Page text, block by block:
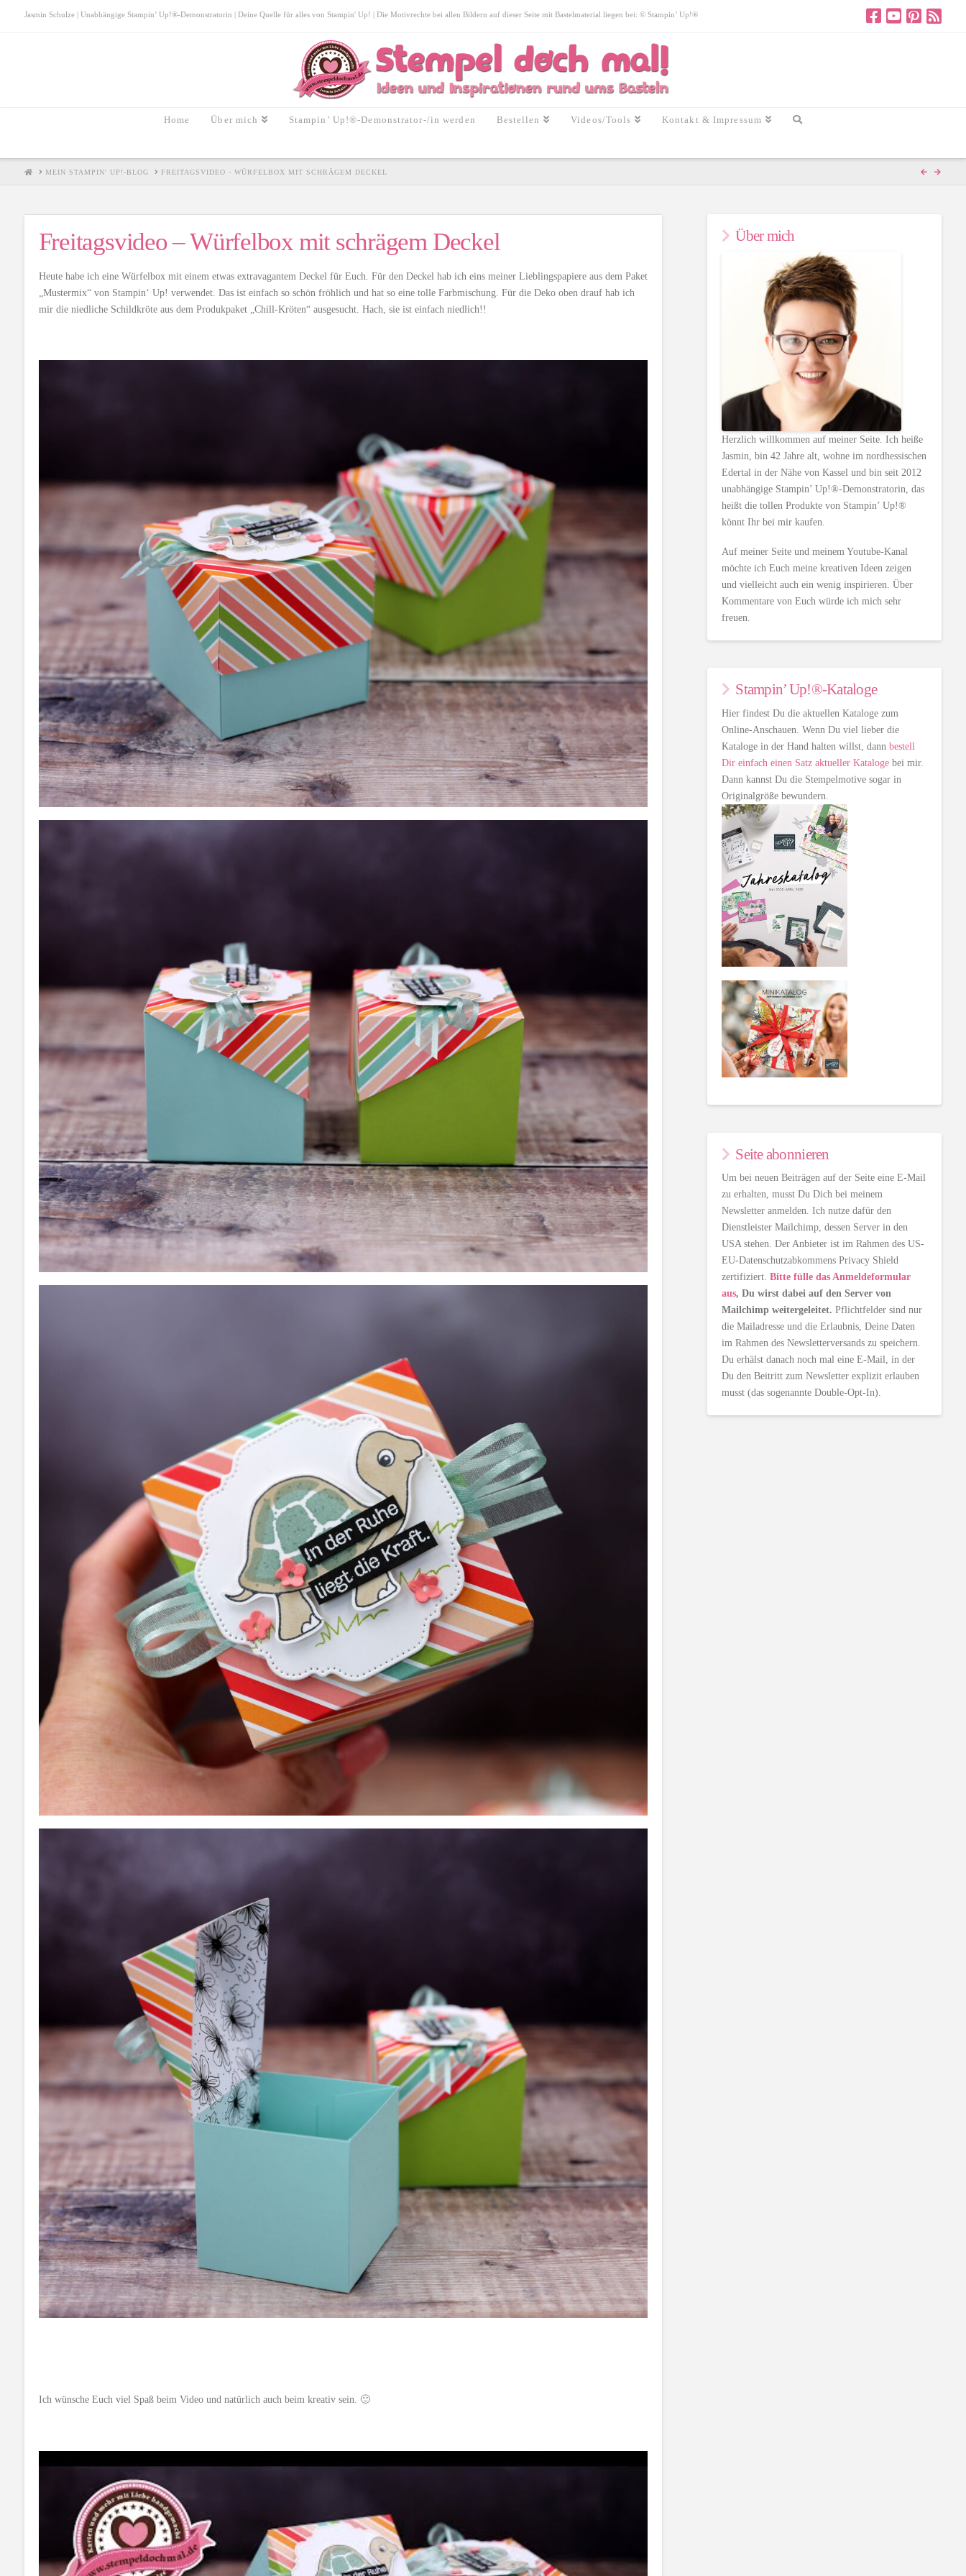
Jasmin Schulze | Unabhängige Stampin’ Up!®-Demonstratorin | Deine Quelle für alles von Stampin' Up! | Die Motivrechte bei allen Bildern auf dieser Seite mit Bastelmaterial liegen bei: © Stampin’ Up!®
Home Über mich Stampin’ Up!®-Demonstrator-/in werden Bestellen Videos/Tools Kontakt & Impressum
HOMEMEIN STAMPIN' UP!-BLOG FREITAGSVIDEO - WÜRFELBOX MIT SCHRÄGEM DECKEL
Freitagsvideo – Würfelbox mit schrägem Deckel
Heute habe ich eine Würfelbox mit einem etwas extravagantem Deckel für Euch. Für den Deckel hab ich eins meiner Lieblingspapiere aus dem Paket
„Mustermix“ von Stampin‘ Up! verwendet. Das ist einfach so schön fröhlich und hat so eine tolle Farbmischung. Für die Deko oben drauf hab ich
mir die niedliche Schildkröte aus dem Produkpaket „Chill-Kröten“ ausgesucht. Hach, sie ist einfach niedlich!!
Ich wünsche Euch viel Spaß beim Video und natürlich auch beim kreativ sein. 🙂
Über mich
Herzlich willkommen auf meiner Seite. Ich heiße
Jasmin, bin 42 Jahre alt, wohne im nordhessischen
Edertal in der Nähe von Kassel und bin seit 2012
unabhängige Stampin’ Up!®-Demonstratorin, das
heißt die tollen Produkte von Stampin’ Up!®
könnt Ihr bei mir kaufen.
Auf meiner Seite und meinem Youtube-Kanal
möchte ich Euch meine kreativen Ideen zeigen
und vielleicht auch ein wenig inspirieren. Über
Kommentare von Euch würde ich mich sehr
freuen.
Stampin’ Up!®-Kataloge
Hier findest Du die aktuellen Kataloge zum
Online-Anschauen. Wenn Du viel lieber die
Kataloge in der Hand halten willst, dannbestell
Dir einfach einen Satz aktueller Kataloge bei mir.
Dann kannst Du die Stempelmotive sogar in
Originalgröße bewundern.
Seite abonnieren
Um bei neuen Beiträgen auf der Seite eine E-Mail
zu erhalten, musst Du Dich bei meinem
Newsletter anmelden. Ich nutze dafür den
Dienstleister Mailchimp, dessen Server in den
USA stehen. Der Anbieter ist im Rahmen des US-
EU-Datenschutzabkommens Privacy Shield
zertifiziert.Bitte fülle das Anmeldeformular
aus, Du wirst dabei auf den Server von
Mailchimp weitergeleitet. Pflichtfelder sind nur
die Mailadresse und die Erlaubnis, Deine Daten
im Rahmen des Newsletterversands zu speichern.
Du erhälst danach noch mal eine E-Mail, in der
Du den Beitritt zum Newsletter explizit erlauben
musst (das sogenannte Double-Opt-In).